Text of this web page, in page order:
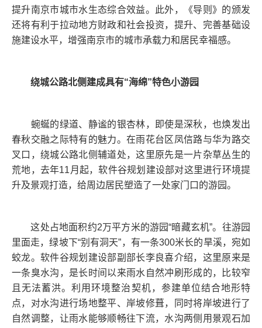
提升南京市城市水生态综合效益。此外，《导则》的颁发
还将有利于拉动地方财政和社会投资，提升、完善基础设
施建设水平，增强南京市的城市承载力和居民幸福感。
绕城公路北侧建成具有“海绵”特色小游园
蜿蜒的绿道、静谧的银杏林，即使是深秋，也焕发出
春秋交融之际特有的魅力。在雨花台区凤信路与华为路交
叉口，绕城公路北侧辅道处，这里原先是一片杂草丛生的
荒地，去年11月起，软件谷规划建设部对这里进行环境提
升及景观打造，给周边居民塑造了一处家门口的游园。
这处占地面积约2万平方米的游园“暗藏玄机”。往游园
里面走，绿坡下“别有洞天”，有一条300米长的旱溪，宛如
蛟龙。软件谷规划建设部副部长李良喜介绍，这里原来是
一条臭水沟，是长时间以来雨水自然冲刷形成的，比较窄
且无法蓄洪。利用环境整治契机，参建单位结合地形特
点，对水沟进行场地整平、岸坡修葺，同时将岸坡进行了
自然调整，让雨水能够顺畅往下流，水沟两侧用景观石加